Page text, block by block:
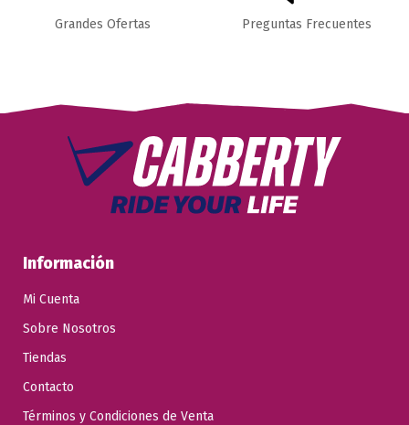
Grandes Ofertas Preguntas Frecuentes
Información
Mi Cuenta
Sobre Nosotros
Tiendas
Contacto
Términos y Condiciones de Venta